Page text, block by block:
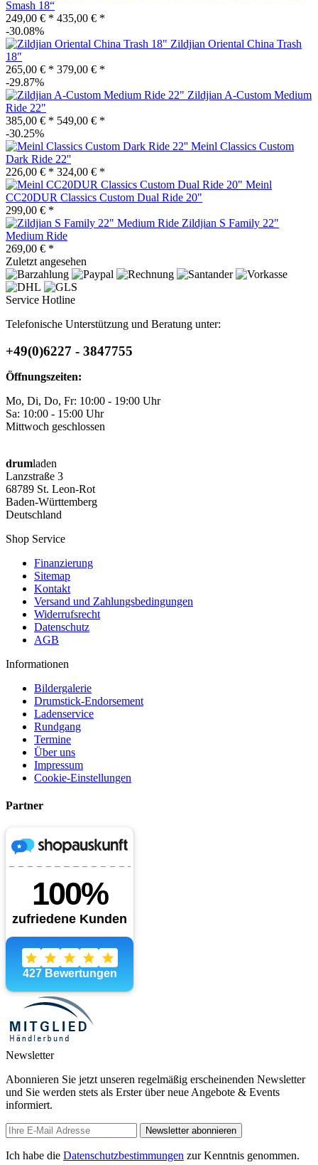
Smash 18“
249,00 € * 435,00 € *
-30.08%
Zildjian Oriental China Trash
18"
265,00 € * 379,00 € *
-29.87%
Zildjian A-Custom Medium
Ride 22"
385,00 € * 549,00 € *
-30.25%
Meinl Classics Custom
Dark Ride 22''
226,00 € * 324,00 € *
Meinl
CC20DUR Classics Custom Dual Ride 20"
299,00 € *
Zildjian S Family 22"
Medium Ride
269,00 € *
Zuletzt angesehen
Service Hotline
Telefonische Unterstützung und Beratung unter:
+49(0)6227 - 3847755
Öffnungszeiten:
Mo, Di, Do, Fr: 10:00 - 19:00 Uhr
Sa: 10:00 - 15:00 Uhr
Mittwoch geschlossen
drumladen
Lanzstraße 3
68789 St. Leon-Rot
Baden-Württemberg
Deutschland
Shop Service
Finanzierung
Sitemap
Kontakt
Versand und Zahlungsbedingungen
Widerrufsrecht
Datenschutz
AGB
Informationen
Bildergalerie
Drumstick-Endorsement
Ladenservice
Rundgang
Termine
Über uns
Impressum
Cookie-Einstellungen
Partner
Newsletter
Abonnieren Sie jetzt unseren regelmäßig erscheinenden Newsletter
und Sie werden stets als Erster über neue Angebote & Events
informiert.
Newsletter abonnieren
Ich habe die Datenschutzbestimmungen zur Kenntnis genommen.